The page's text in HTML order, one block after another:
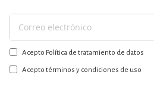
Suscríbase
a
nuestro
boletín:
Acepto Política de tratamiento de datos
Acepto términos y condiciones de uso